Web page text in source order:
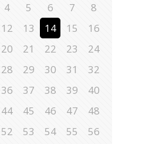
4 5 6 7
8
12 13 14 15
16
20 21 22 23
24
28 29 30 31
32
36 37 38 39
40
44 45 46 47
48
52 53 54 55
56